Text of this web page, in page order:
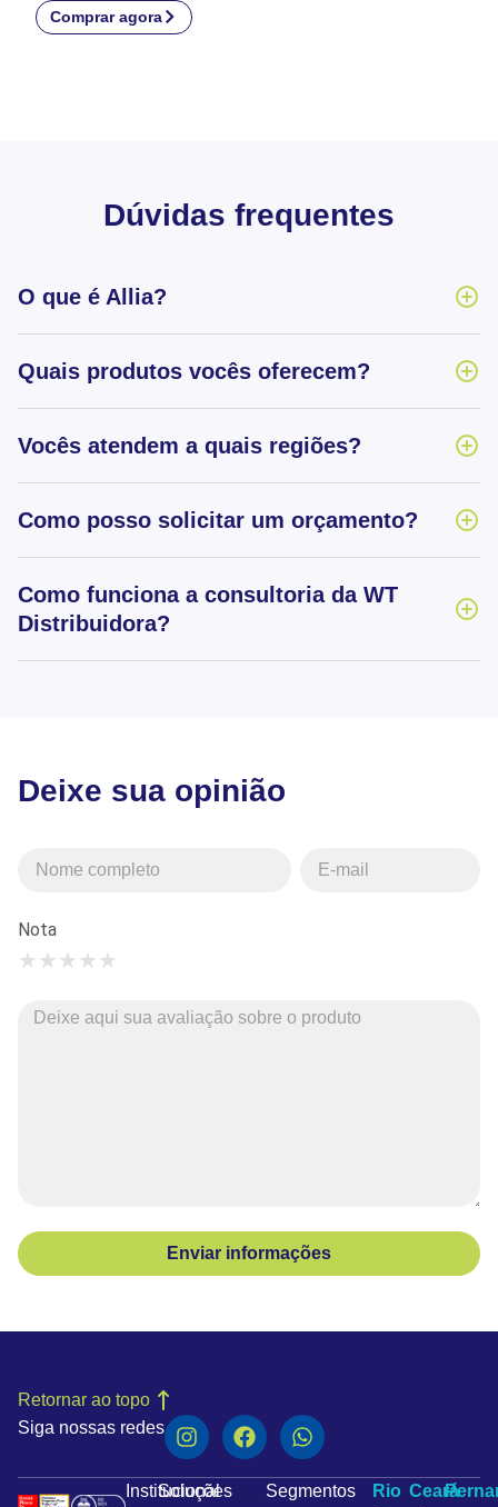
Comprar agora
Dúvidas frequentes
O que é Allia?
Quais produtos vocês oferecem?
Vocês atendem a quais regiões?
Como posso solicitar um orçamento?
Como funciona a consultoria da WT
Distribuidora?
Deixe sua opinião
Nota
★
★
★
★
★
Enviar informações
Siga nossas redes
Retornar ao topo
Institucional
Soluções Segmentos
Rio Ceará